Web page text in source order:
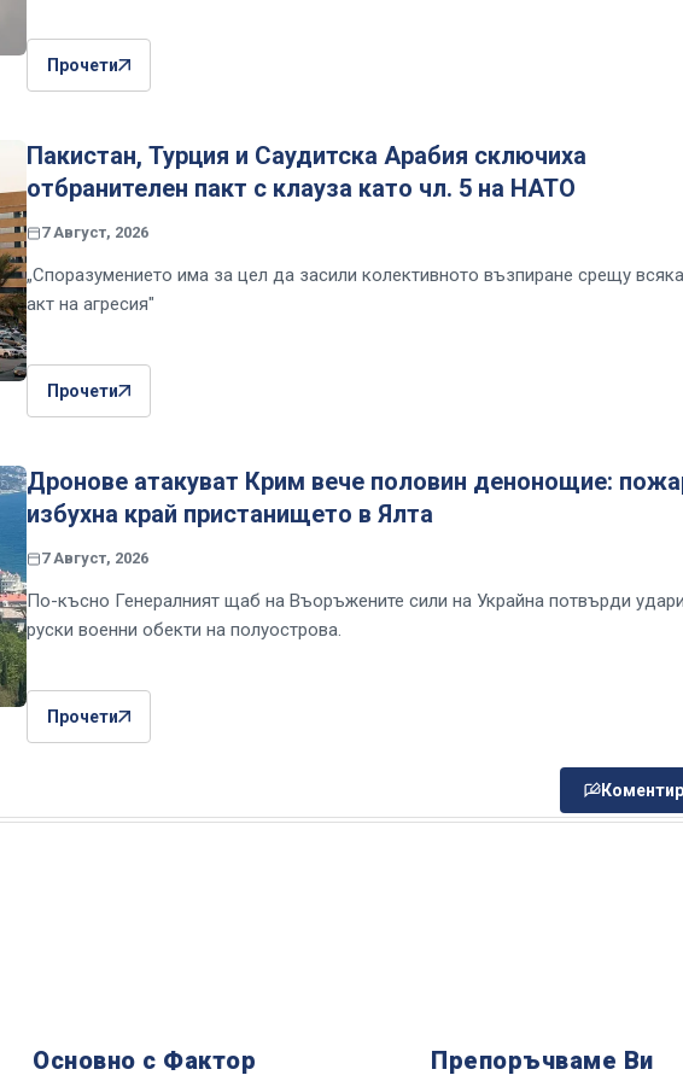
Прочети
Пакистан, Турция и Саудитска Арабия сключиха
отбранителен пакт с клауза като чл. 5 на НАТО
7 Август, 2026
„Споразумението има за цел да засили колективното възпиране срещу
акт на агресия"
Прочети
Дронове атакуват Крим вече половин денонощие:
избухна край пристанището в Ялта
7 Август, 2026
По-късно Генералният щаб на Въоръжените сили на Украйна потвърди
руски военни обекти на полуострова.
Прочети
Основно с Фактор Препоръчваме Ви